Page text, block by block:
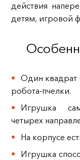
действия
детям, игровой
Один квадрат
робота-пчелки.
Игрушка
четырех
На корпусе
Игрушка